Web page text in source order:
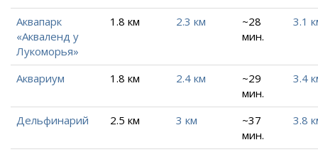
Аквапарк
«Акваленд у
Лукоморья»
1.8 км 2.3 км
~28
мин.
3.1
Аквариум 1.8 км 2.4 км
~29
мин.
3.4
Дельфинарий 2.5 км 3 км
~37
мин.
3.8